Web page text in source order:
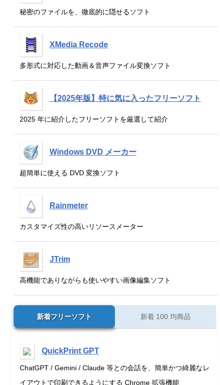
秘密のファイルを、徹底的に隠せるソフト
XMedia Recode
多形式に対応した動画＆音声ファイル変換ソフト
【2025年版】特に気に入ったフリーソフト
2025 年に紹介したフリーソフトを厳選して紹介
Windows DVD メーカー
超簡単に使える DVD 変換ソフト
Rainmeter
カスタマイズ性の高いリソースメーター
JTrim
高機能でありながらも使いやすい画像編集ソフト
新着フリーソフト 新着 100 均商品
QuickPrint GPT
ChatGPT / Gemini / Claude 等との会話を、簡単かつ綺麗なレ
イアウトで印刷できるようにする Chrome 拡張機能